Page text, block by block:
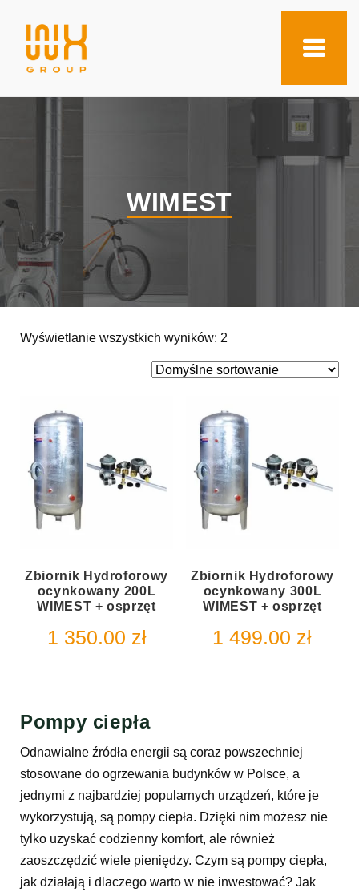
WIMEST
Wyświetlanie wszystkich wyników: 2
Zbiornik Hydroforowy
ocynkowany 200L
WIMEST + osprzęt
1 350.00 zł
Zbiornik Hydroforowy
ocynkowany 300L
WIMEST + osprzęt
1 499.00 zł
Pompy ciepła
Odnawialne źródła energii są coraz powszechniej
stosowane do ogrzewania budynków w Polsce, a
jednymi z najbardziej popularnych urządzeń, które je
wykorzystują, są pompy ciepła. Dzięki nim możesz nie
tylko uzyskać codzienny komfort, ale również
zaoszczędzić wiele pieniędzy. Czym są pompy ciepła,
jak działają i dlaczego warto w nie inwestować? Jak